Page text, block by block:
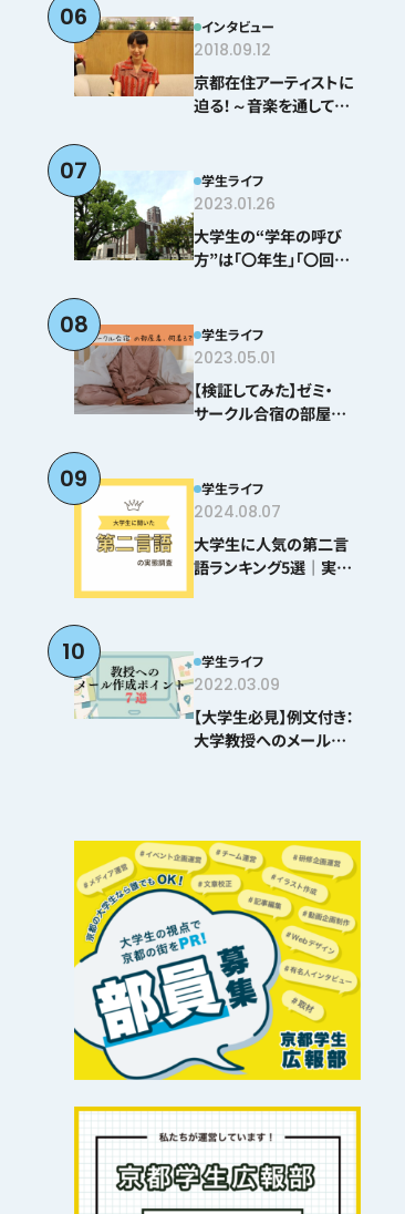
06 インタビュー
2018.09.12
京都在住アーティストに
迫る！～音楽を通して感
07 学生ライフ
2023.01.26
大学生の“学年の呼び
方”は「〇年生」「〇回生」
08 学生ライフ
2023.05.01
【検証してみた】ゼミ・
サークル合宿の部屋着、
09 学生ライフ
2024.08.07
大学生に人気の第二言
語ランキング5選｜実際
10 学生ライフ
2022.03.09
【大学生必見】例文付き：
大学教授へのメールの